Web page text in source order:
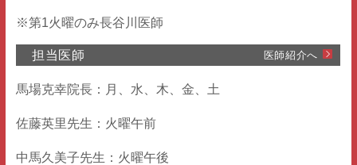
※第1火曜のみ長谷川医師
担当医師 医師紹介へ
馬場克幸院長：月、水、木、金、土
佐藤英里先生：火曜午前
中馬久美子先生：火曜午後